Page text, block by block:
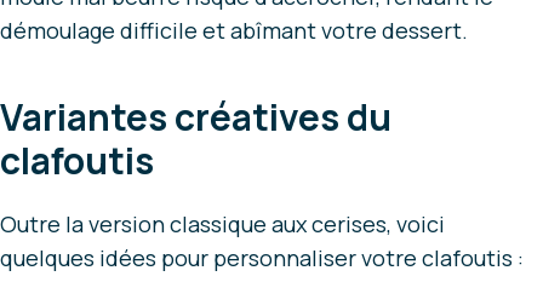
démoulage difficile et abîmant votre dessert.
Variantes créatives du
clafoutis
Outre la version classique aux cerises, voici
quelques idées pour personnaliser votre clafoutis :